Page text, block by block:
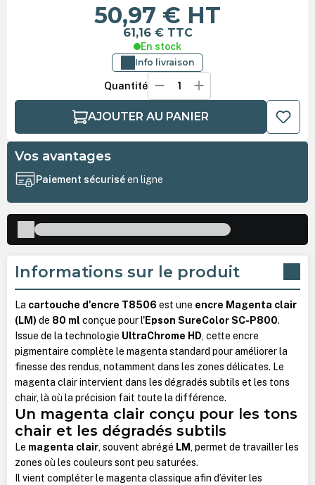
50,97 € HT
61,16 € TTC
En stock
Info livraison
Quantité
AJOUTER AU PANIER
Vos avantages
Paiement sécuriséen ligne
Informations sur le produit
La cartouche d'encre T8506 est une encre Magenta clair
(LM) de 80 ml conçue pour l'Epson SureColor SC-P800.
Issue de la technologie UltraChrome HD, cette encre
pigmentaire complète le magenta standard pour améliorer la
finesse des rendus, notamment dans les zones délicates. Le
magenta clair intervient dans les dégradés subtils et les tons
chair, là où la précision fait toute la différence.
Un magenta clair conçu pour les tons
chair et les dégradés subtils
Le magenta clair, souvent abrégé LM , permet de travailler les
zones où les couleurs sont peu saturées.
Il vient compléter le magenta classique afin d’éviter les